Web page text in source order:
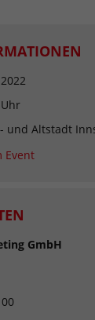
und Altstadt
Event
GmbH